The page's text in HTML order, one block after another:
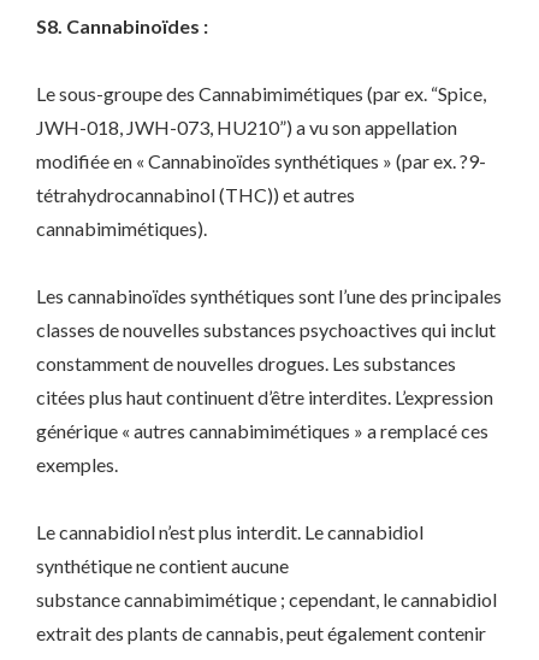
S8. Cannabinoïdes :
Le sous-groupe des Cannabimimétiques (par ex. “Spice,
JWH-018, JWH-073, HU210”) a vu son appellation
modifiée en « Cannabinoïdes synthétiques » (par ex. ?9-
tétrahydrocannabinol (THC)) et autres
cannabimimétiques).
Les cannabinoïdes synthétiques sont l’une des principales
classes de nouvelles substances psychoactives qui inclut
constamment de nouvelles drogues. Les substances
citées plus haut continuent d’être interdites. L’expression
générique « autres cannabimimétiques » a remplacé ces
exemples.
Le cannabidiol n’est plus interdit. Le cannabidiol
synthétique ne contient aucune
substance cannabimimétique ; cependant, le cannabidiol
extrait des plants de cannabis, peut également contenir